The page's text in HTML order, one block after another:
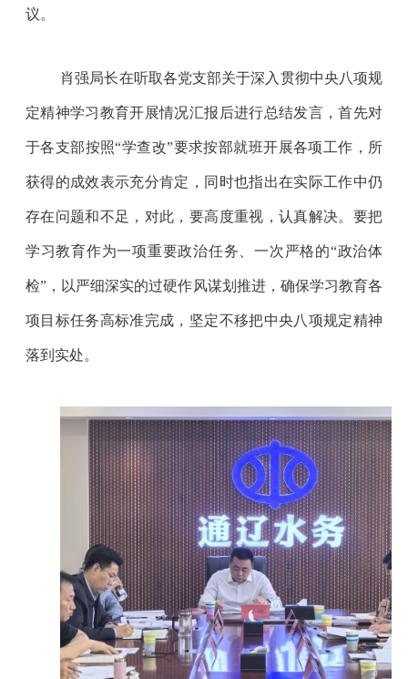
议。
肖强局长在听取各党支部关于深入贯彻中央八项规
定精神学习教育开展情况汇报后进行总结发言，首先对
于各支部按照“学查改”要求按部就班开展各项工作，所
获得的成效表示充分肯定，同时也指出在实际工作中仍
存在问题和不足，对此，要高度重视，认真解决。要把
学习教育作为一项重要政治任务、一次严格的“政治体
检”，以严细深实的过硬作风谋划推进，确保学习教育各
项目标任务高标准完成，坚定不移把中央八项规定精神
落到实处。